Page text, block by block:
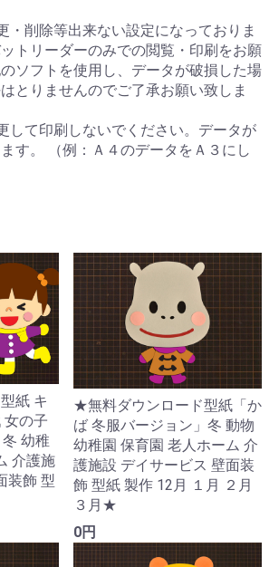
・削除等出来ない設定になっておりま
トリーダーのみでの閲覧・印刷をお願
ソフトを使用し、データが破損した場
とりませんのでご了承お願い致しま
して印刷しないでください。データが
す。 （例：Ａ４のデータをＡ３にし
紙 キ
女の子
幼稚
介護施
装飾 型
★無料ダウンロード型紙「か
ば 冬服バージョン」冬 動物
幼稚園 保育園 老人ホーム 介
護施設 デイサービス 壁面装
飾 型紙 製作 12月 １月 ２月
３月★
0円